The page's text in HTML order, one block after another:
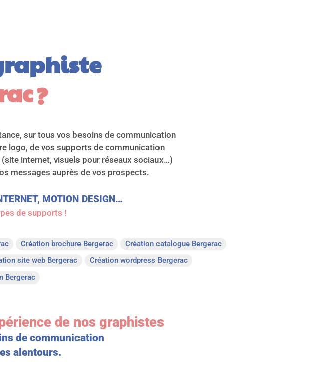
?
sur tous vos besoins de communication
logo, de vos supports de communication
internet, visuels pour réseaux sociaux…)
messages auprès de vos prospects.
MOTION DESIGN…
de supports !
Création brochure Bergerac
Création catalogue Bergerac
site web Bergerac
Création wordpress Bergerac
Bergerac
de nos graphistes
de communication
alentours.